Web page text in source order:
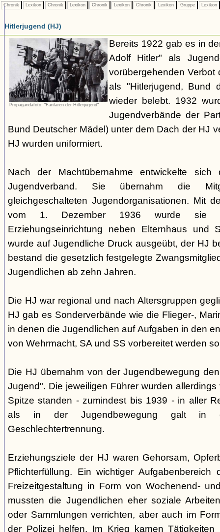
Chronik Lexikon Chronik Lexikon Chronik Lexikon Chronik Lexikon Gruppe Lexikon
Hitlerjugend (HJ)
Propagandafoto: "Fanfaren der Hitlerjugend"
Bereits 1922 gab es in
Adolf Hitler" als
vorübergehenden Verbot
als "Hitlerjugend, Bund
wieder belebt. 1932
Jugendverbände der
Bund Deutscher Mädel) unter dem Dach der HJ
HJ wurden uniformiert.
Nach der Machtübernahme entwickelte
Jugendverband. Sie übernahm die
gleichgeschalteten Jugendorganisationen. Mit
vom 1. Dezember 1936 wurde sie
Erziehungseinrichtung neben Elternhaus und
wurde auf Jugendliche Druck ausgeübt, der HJ
bestand die gesetzlich festgelegte
Jugendlichen ab zehn Jahren.
Die HJ war regional und nach Altersgruppen
HJ gab es Sonderverbände wie die Flieger-,
in denen die Jugendlichen auf Aufgaben in den
von Wehrmacht, SA und SS vorbereitet werden
Die HJ übernahm von der Jugendbewegung
Jugend". Die jeweiligen Führer wurden
Spitze standen - zumindest bis 1939 - in aller
als in der Jugendbewegung galt in
Geschlechtertrennung.
Erziehungsziele der HJ waren Gehorsam,
Pflichterfüllung. Ein wichtiger
Freizeitgestaltung in Form von Wochenend-
mussten die Jugendlichen eher soziale
oder Sammlungen verrichten, aber auch im
der Polizei helfen. Im Krieg kamen